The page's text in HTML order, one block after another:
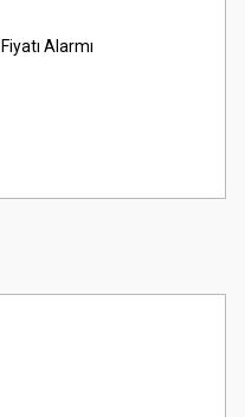
Fiyatı Alarmı